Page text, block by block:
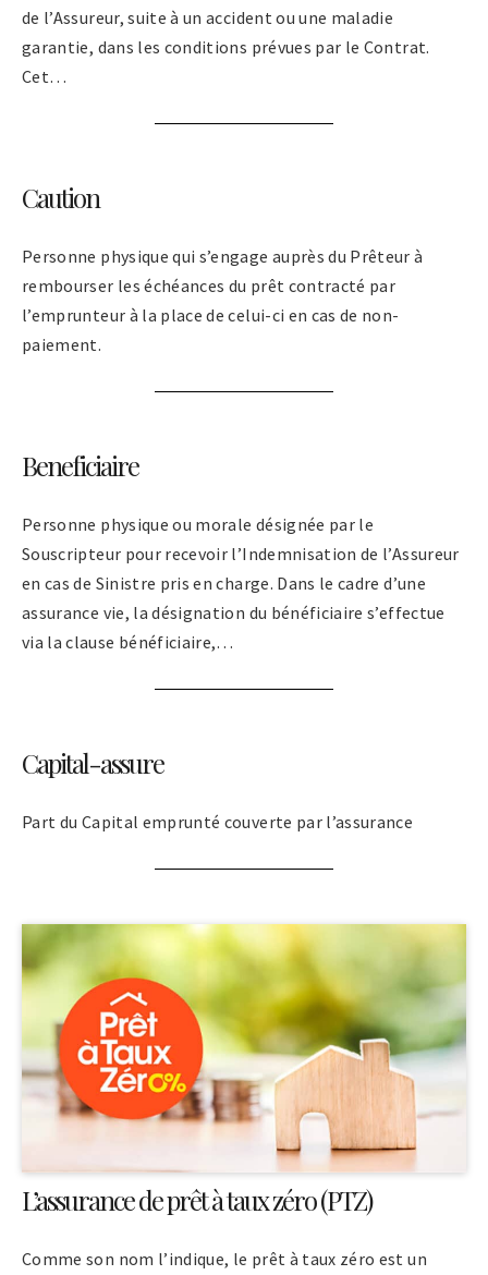
de l’Assureur, suite à un accident ou une maladie
garantie, dans les conditions prévues par le Contrat.
Cet…
Caution
Personne physique qui s’engage auprès du Prêteur à
rembourser les échéances du prêt contracté par
l’emprunteur à la place de celui-ci en cas de non-
paiement.
Beneficiaire
Personne physique ou morale désignée par le
Souscripteur pour recevoir l’Indemnisation de l’Assureur
en cas de Sinistre pris en charge. Dans le cadre d’une
assurance vie, la désignation du bénéficiaire s’effectue
via la clause bénéficiaire,…
Capital-assure
Part du Capital emprunté couverte par l’assurance
L’assurance de prêt à taux zéro (PTZ)
Comme son nom l’indique, le prêt à taux zéro est un